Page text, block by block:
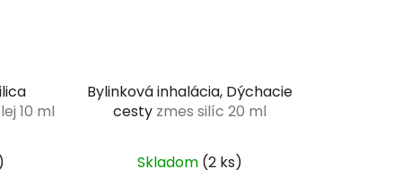
10 ml
Bylinková inhalácia, Dýchacie
cesty zmes silíc 20 ml
Skladom (2 ks)